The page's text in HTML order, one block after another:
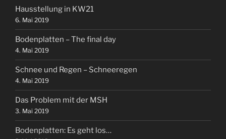
Hausstellung in KW21
6. Mai 2019
Bodenplatten – The final day
4. Mai 2019
Schnee und Regen – Schneeregen
4. Mai 2019
Das Problem mit der MSH
3. Mai 2019
Bodenplatten: Es geht los…